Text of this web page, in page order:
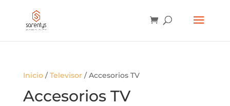
PRODUCTOS
Inicio/Televisor/ Accesorios TV
Accesorios TV